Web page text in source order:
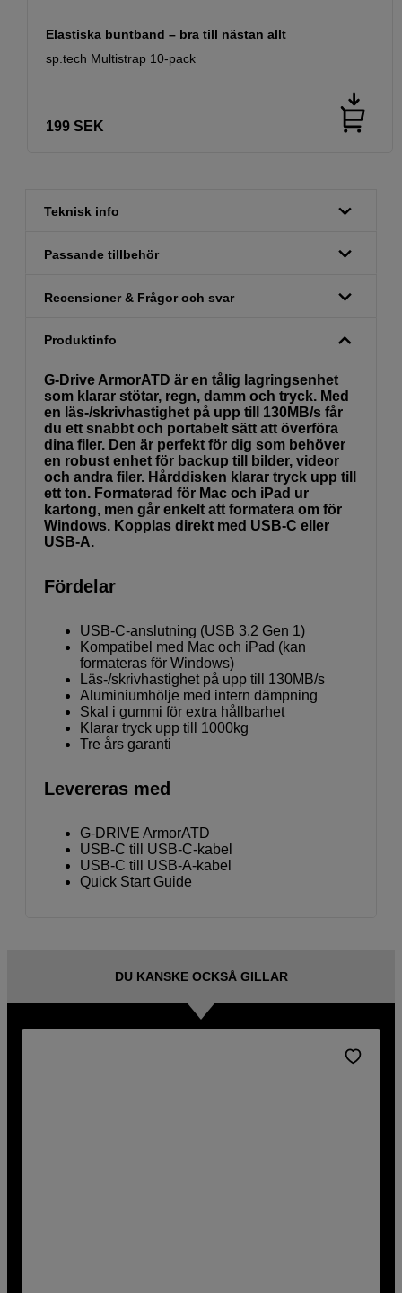
Elastiska buntband – bra till nästan allt
sp.tech Multistrap 10-pack
199 SEK
Teknisk info
Passande tillbehör
Recensioner & Frågor och svar
Produktinfo
G-Drive ArmorATD är en tålig lagringsenhet
som klarar stötar, regn, damm och tryck. Med
en läs-/skrivhastighet på upp till 130MB/s får
du ett snabbt och portabelt sätt att överföra
dina filer. Den är perfekt för dig som behöver
en robust enhet för backup till bilder, videor
och andra filer. Hårddisken klarar tryck upp till
ett ton. Formaterad för Mac och iPad ur
kartong, men går enkelt att formatera om för
Windows. Kopplas direkt med USB-C eller
USB-A.
Fördelar
USB-C-anslutning (USB 3.2 Gen 1)
Kompatibel med Mac och iPad (kan
formateras för Windows)
Läs-/skrivhastighet på upp till 130MB/s
Aluminiumhölje med intern dämpning
Skal i gummi för extra hållbarhet
Klarar tryck upp till 1000kg
Tre års garanti
Levereras med
G-DRIVE ArmorATD
USB-C till USB-C-kabel
USB-C till USB-A-kabel
Quick Start Guide
DU KANSKE OCKSÅ GILLAR